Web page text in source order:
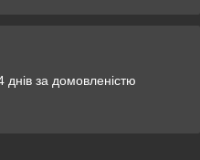
за домовленістю